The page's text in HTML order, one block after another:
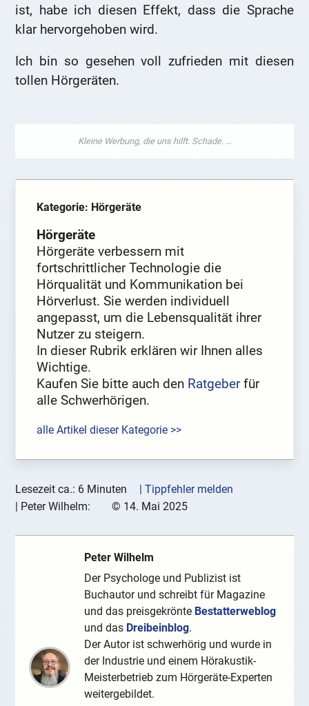
ist, habe ich diesen Effekt, dass die Sprache
klar hervorgehoben wird.
Ich bin so gesehen voll zufrieden mit diesen
tollen Hörgeräten.
Kategorie: Hörgeräte
Hörgeräte
Hörgeräte verbessern mit
fortschrittlicher Technologie die
Hörqualität und Kommunikation bei
Hörverlust. Sie werden individuell
angepasst, um die Lebensqualität ihrer
Nutzer zu steigern.
In dieser Rubrik erklären wir Ihnen alles
Wichtige.
Kaufen Sie bitte auch den Ratgeberfür
alle Schwerhörigen.
alle Artikel dieser Kategorie >>
Lesezeit ca.: 6 Minuten
| Tippfehler melden
| Peter Wilhelm: © 14. Mai 2025
Peter Wilhelm
Der Psychologe und Publizist ist
Buchautor und schreibt für Magazine
und das preisgekrönte Bestatterweblog
und das Dreibeinblog.
Der Autor ist schwerhörig und wurde in
der Industrie und einem Hörakustik-
Meisterbetrieb zum Hörgeräte-Experten
weitergebildet.